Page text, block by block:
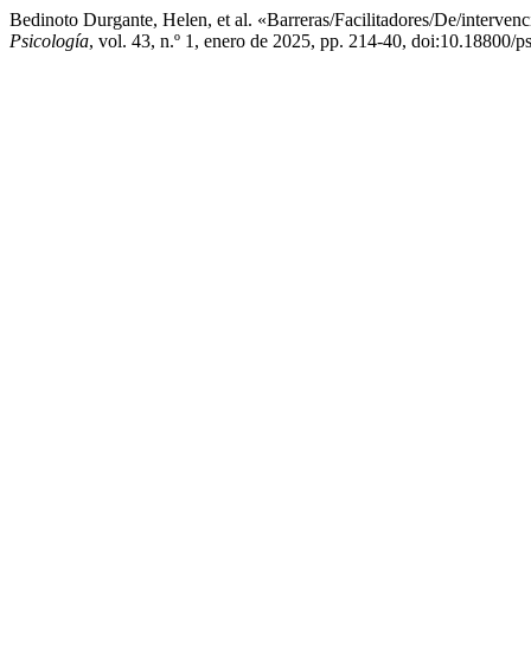
Bedinoto Durgante, Helen, et al. «Barreras/Facilitadores/De/
Psicología, vol. 43, n.º 1, enero de 2025, pp. 214-40, doi:10.18800/